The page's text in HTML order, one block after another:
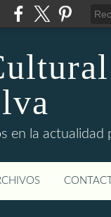
en la actualidad